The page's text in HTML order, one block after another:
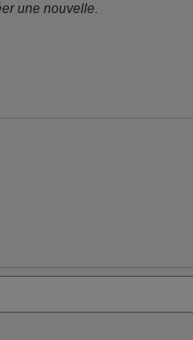
une nouvelle.